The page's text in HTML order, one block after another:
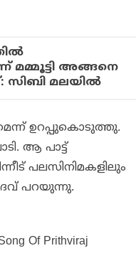
മമ്മൂട്ടി അങ്ങനെ
സിബി മലയിൽ
ഉറപ്പുകൊടുത്തു.
ആ പാട്ട്
പലസിനിമകളിലും
പറയുന്നു.
Of Prithviraj